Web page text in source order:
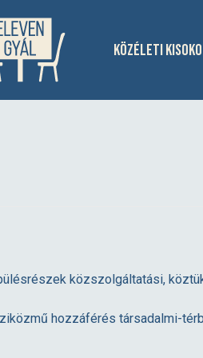
Közéleti
közszolgáltatási,
hozzáférés társadalmi-